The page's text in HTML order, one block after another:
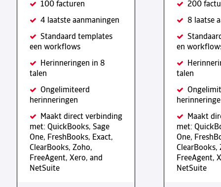
100 facturen
4 laatste aanmaningen
Standaard templates
een workflows
Herinneringen in 8
talen
Ongelimiteerd
herinneringen
Maakt direct verbinding
met: QuickBooks, Sage
One, FreshBooks, Exact,
ClearBooks, Zoho,
FreeAgent, Xero, and
NetSuite
200
8 laatse
en
talen
Maakt
met:
One,
ClearBooks,
FreeAgent,
NetSuite